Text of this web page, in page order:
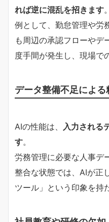
れば逆に混乱を招きます。
例として、勤怠管理や労
も周辺の承認フローやデ
度手間が発生し、現場で
データ整備不足による
AIの性能は、
入力される
す。
労務管理に必要な人事デ
整合な状態では、AIが正
ツール」という印象を持